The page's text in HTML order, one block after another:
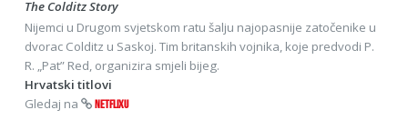
The Colditz Story
Nijemci u Drugom svjetskom ratu šalju najopasnije zatočenike u
dvorac Colditz u Saskoj. Tim britanskih vojnika, koje predvodi P.
R. „Pat” Red, organizira smjeli bijeg.
Hrvatski titlovi
Gledaj na
NETFLIXU